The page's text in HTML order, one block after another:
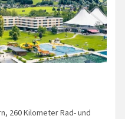
260 Kilometer Rad- und